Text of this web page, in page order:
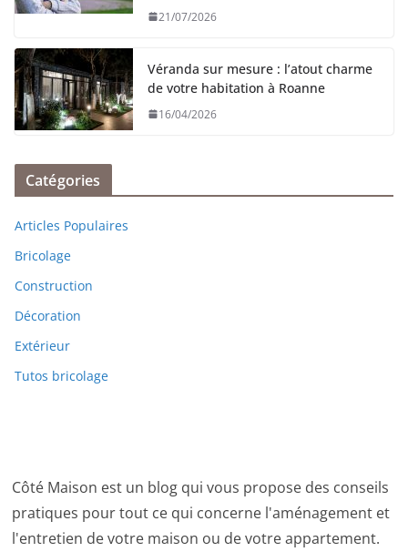
21/07/2026
Véranda sur mesure : l’atout charme
de votre habitation à Roanne
16/04/2026
Catégories
Articles Populaires
Bricolage
Construction
Décoration
Extérieur
Tutos bricolage
Côté Maison est un blog qui vous propose des conseils
pratiques pour tout ce qui concerne l'aménagement et
l'entretien de votre maison ou de votre appartement.